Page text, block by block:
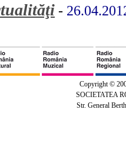
-
Copyright ©
SOCIETATEA
Str. General